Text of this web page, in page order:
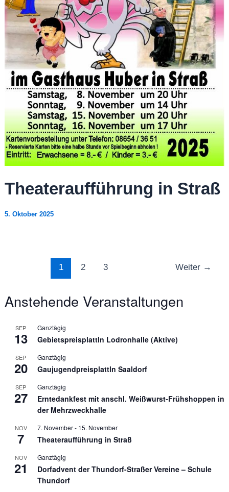
Theateraufführung in Straß
5. Oktober 2025
Seitennummerierung
1 2 3 Weiter →
Anstehende Veranstaltungen
SEP
13
Ganztägig
Gebietspreisplattln Lodronhalle (Aktive)
SEP
20
Ganztägig
Gaujugendpreisplattln Saaldorf
SEP
27
Ganztägig
Erntedankfest mit anschl. Weißwurst-Frühshoppen in
der Mehrzweckhalle
NOV
7
7. November- 15. November
Theateraufführung in Straß
NOV
21
Ganztägig
Dorfadvent der Thundorf-Straßer Vereine – Schule
Thundorf